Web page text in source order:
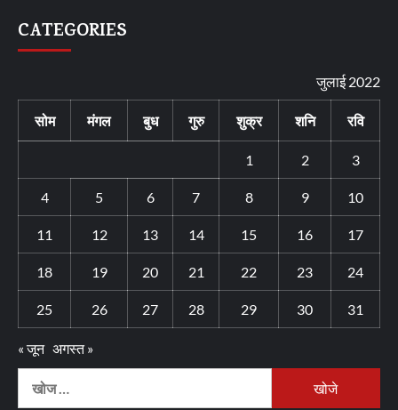
CATEGORIES
जुलाई 2022
सोम मंगल बुध गुरु शुक्र शनि रवि
1 2 3
4 5 6 7 8 9 10
11 12 13 14 15 16 17
18 19 20 21 22 23 24
25 26 27 28 29 30 31
« जून अगस्त »
निम्न